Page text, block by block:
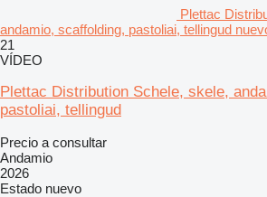
Plettac
andamio, scaffolding, pastoliai, tellingud
21
VÍDEO
Plettac Distribution Schele, skele,
pastoliai, tellingud
Precio a consultar
Andamio
2026
Estado nuevo